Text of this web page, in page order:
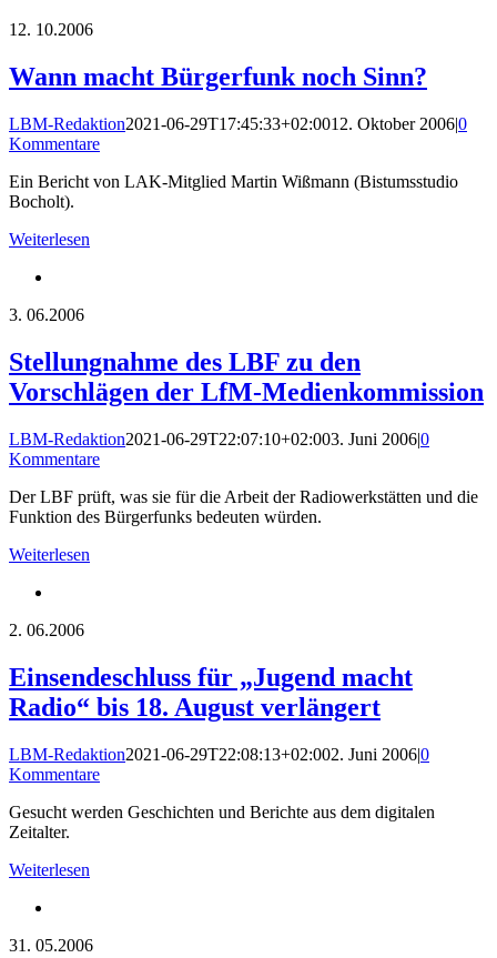
12. 10.2006
Wann macht Bürgerfunk noch Sinn?
LBM-Redaktion2021-06-29T17:45:33+02:0012. Oktober 2006|0
Kommentare
Ein Bericht von LAK-Mitglied Martin Wißmann (Bistumsstudio
Bocholt).
Weiterlesen
3. 06.2006
Stellungnahme des LBF zu den
Vorschlägen der LfM-Medienkommission
LBM-Redaktion2021-06-29T22:07:10+02:003. Juni 2006|0
Kommentare
Der LBF prüft, was sie für die Arbeit der Radiowerkstätten und die
Funktion des Bürgerfunks bedeuten würden.
Weiterlesen
2. 06.2006
Einsendeschluss für „Jugend macht
Radio“ bis 18. August verlängert
LBM-Redaktion2021-06-29T22:08:13+02:002. Juni 2006|0
Kommentare
Gesucht werden Geschichten und Berichte aus dem digitalen
Zeitalter.
Weiterlesen
31. 05.2006